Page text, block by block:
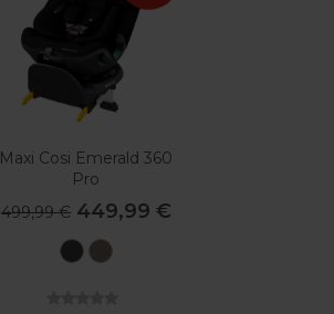
Maxi Cosi Emerald 360
Pro
499,99 € 449,99 €
Authentic
Authentic